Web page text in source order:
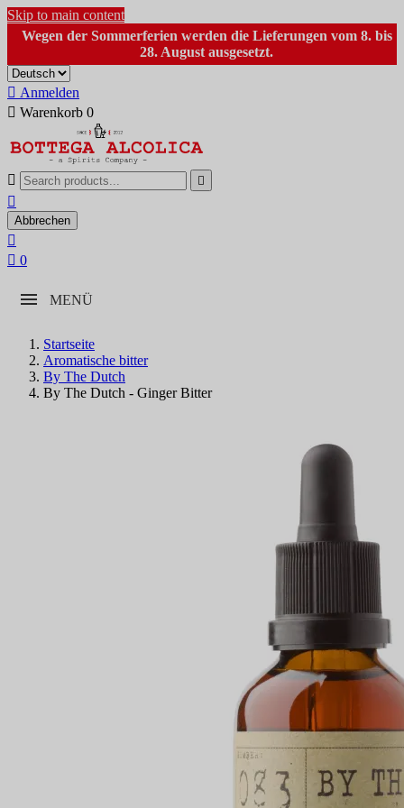
Skip to main content
Wegen der Sommerferien werden die Lieferungen vom 8. bis
28. August ausgesetzt.
 Anmelden
 Warenkorb 0
 

Abbrechen

 0
MENÜ
Startseite
Aromatische bitter
By The Dutch
By The Dutch - Ginger Bitter